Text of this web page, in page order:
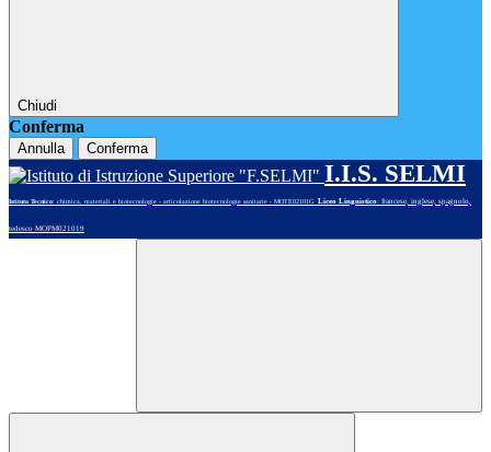
Chiudi
Conferma
Annulla Conferma
I.I.S. SELMI
Istituto Tecnico: chimica, materiali e biotecnologie - articolazione biotecnologie sanitarie - MOTE02101G Liceo Linguistico: francese, inglese, spagnolo,
tedesco MOPM021019